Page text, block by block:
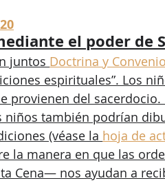
el poder de
juntos Doctrina y
espirituales”. Los
provienen del
niños también podrían
(véase la hoja de
la manera en que las
Cena— nos ayudan a